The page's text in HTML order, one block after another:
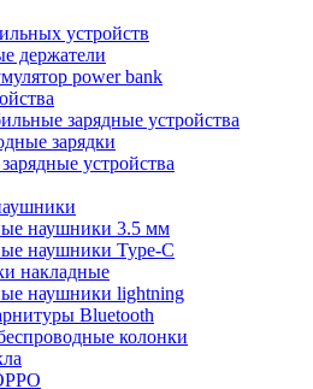
устройств
держатели
power bank
зарядные устройства
зарядки
устройства
наушники 3.5 мм
наушники Type-C
накладные
наушники lightning
Bluetooth
колонки